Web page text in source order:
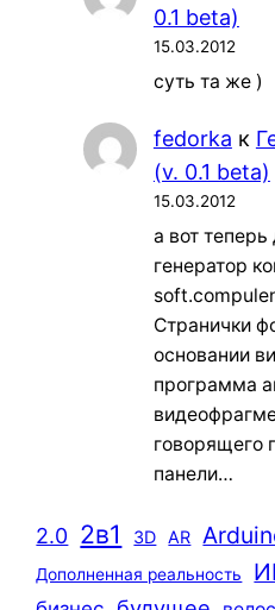
0.1 beta)
15.03.2012
суть та же )
fedorka к
(v. 0.1 beta)
15.03.2012
а вот теперь
генератор
Странички
основании
программа
говорящего
панели…
2.0 2в1 3D AR
Дополненная реальность